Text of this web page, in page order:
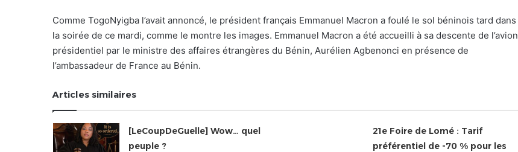
Comme TogoNyigba l’avait annoncé, le président français Emmanuel Macron a foulé le sol béninois tard dans
la soirée de ce mardi, comme le montre les images. Emmanuel Macron a été accueilli à sa descente de l’avion
présidentiel par le ministre des affaires étrangères du Bénin, Aurélien Agbenonci en présence de
l’ambassadeur de France au Bénin.
Articles similaires
[LeCoupDeGuelle] Wow… quel
peuple ?
21e Foire de Lomé : Tarif
préférentiel de -70 % pour les